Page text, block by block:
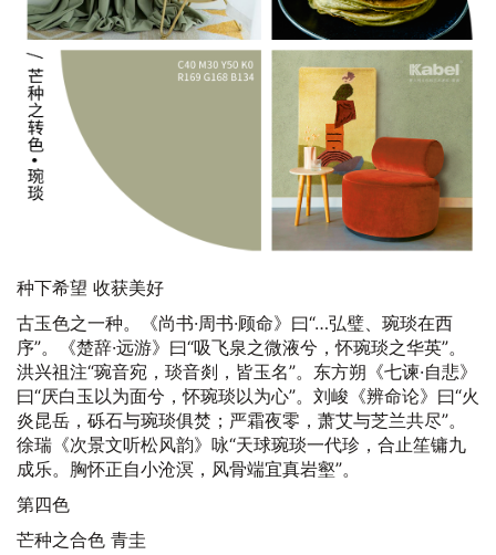
种下希望 收获美好
古玉色之一种。《尚书·周书·顾命》曰“…弘璧、琬琰在西
序”。《楚辞·远游》曰“吸飞泉之微液兮，怀琬琰之华英”。
洪兴祖注“琬音宛，琰音剡，皆玉名”。东方朔《七谏·自悲》
曰“厌白玉以为面兮，怀琬琰以为心”。刘峻《辨命论》曰“火
炎昆岳，砾石与琬琰俱焚；严霜夜零，萧艾与芝兰共尽”。
徐瑞《次景文听松风韵》咏“天球琬琰一代珍，合止笙镛九
成乐。胸怀正自小沧溟，风骨端宜真岩壑”。
第四色
芒种之合色 青圭